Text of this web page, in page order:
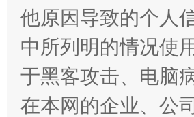
解纷+调解+退费，一次搞定
他原因导致的个人
中所列明的情况使
于黑客攻击、电脑
在本网的企业、公